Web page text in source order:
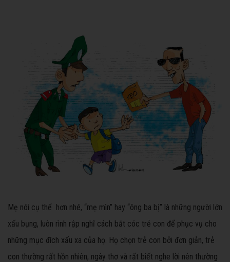
Mẹ nói cụ thể hơn nhé, “mẹ mìn” hay “ông ba bị” là những người lớn
xấu bụng, luôn rình rập nghĩ cách bắt cóc trẻ con để phục vụ cho
những mục đích xấu xa của họ. Họ chọn trẻ con bởi đơn giản, trẻ
con thường rất hồn nhiên, ngây thơ và rất biết nghe lời nên thường